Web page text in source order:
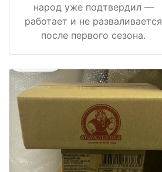
народ уже подтвердил —
работает и не разваливается
после первого сезона.